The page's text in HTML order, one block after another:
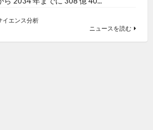
イエンス分析
ニュースを読む